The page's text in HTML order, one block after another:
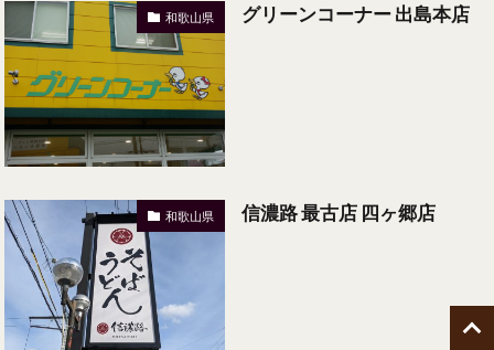
和歌山県 グリーンコーナー 出島本店
和歌山県 信濃路 最古店 四ヶ郷店